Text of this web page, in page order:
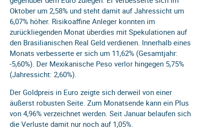
Oktober um 2,58% und steht damit auf Jahressicht um
6,07% höher. Risikoaffine Anleger konnten im
zurückliegenden Monat überdies mit Spekulationen auf
den Brasilianischen Real Geld verdienen. Innerhalb eines
Monats verbesserte er sich um 11,62% (Gesamtjahr:
-5,60%). Der Mexikanische Peso verlor hingegen 5,75%
(Jahressicht: 2,60%).
Der Goldpreis in Euro zeigte sich derweil von einer
äußerst robusten Seite. Zum Monatsende kann ein Plus
von 4,96% verzeichnet werden. Seit Januar belaufen sich
die Verluste damit nur noch auf 1,05%.